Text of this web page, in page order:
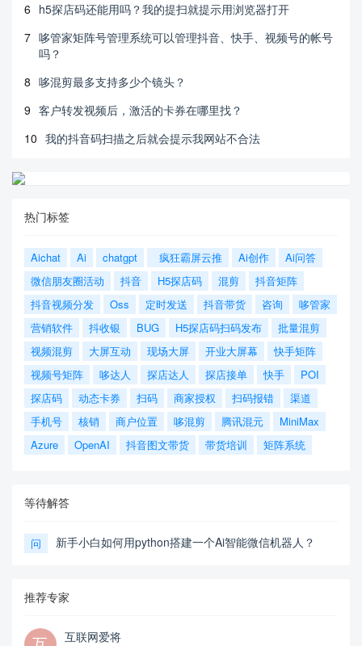
6 h5探店码还能用吗？我的提扫就提示用浏览器打开
7 哆管家矩阵号管理系统可以管理抖音、快手、视频号的帐号
吗？
8 哆混剪最多支持多少个镜头？
9 客户转发视频后，激活的卡券在哪里找？
10 我的抖音码扫描之后就会提示我网站不合法
热门标签
Aichat Ai chatgpt 疯狂霸屏云推 Ai创作
Ai问答
微信朋友圈活动
抖音 H5探店码 混剪
抖音矩阵
抖音视频分发
Oss 定时发送 抖音带货 咨询
哆管家
营销软件
抖收银 BUG H5探店码扫码发布
批量混剪
视频混剪
大屏互动 现场大屏 开业大屏幕
快手矩阵
视频号矩阵
哆达人 探店达人 探店接单 快手
POI
探店码
动态卡券 扫码 商家授权 扫码报错
渠道
手机号
核销 商户位置 哆混剪 腾讯混元
MiniMax
Azure
OpenAI 抖音图文带货 带货培训 矩阵系统
等待解答
问 新手小白如何用python搭建一个Ai智能微信机器人？
推荐专家
互联网爱将